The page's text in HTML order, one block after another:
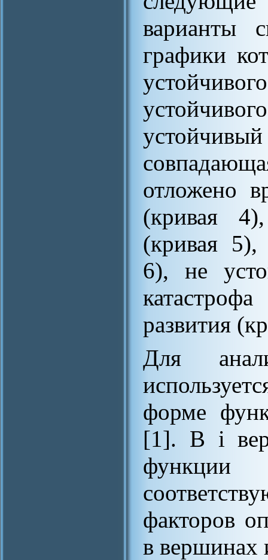
варианты
графики
отложено
(кривая
(кривая 5),
6), не
развития
Для
форме
[1]. В i
факторов
в вершинах